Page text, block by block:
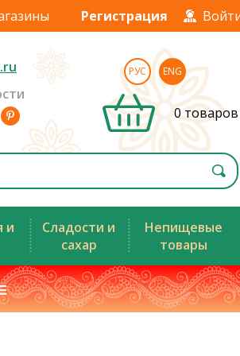
Регистрация
РУС ENG
0 товаров
и
Сладости и
сахар
Непищевые
товары